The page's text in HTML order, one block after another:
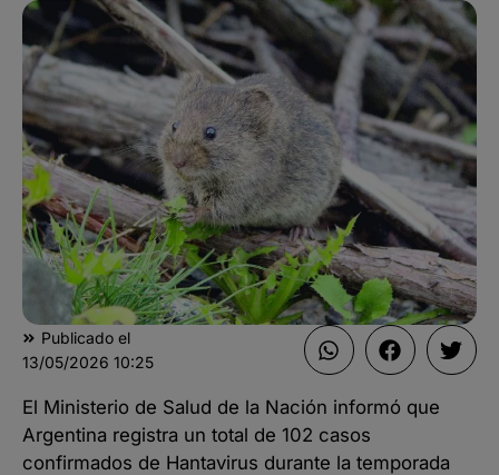
Publicado el
13/05/2026 10:25
El Ministerio de Salud de la Nación informó que
Argentina registra un total de 102 casos
confirmados de Hantavirus durante la temporada